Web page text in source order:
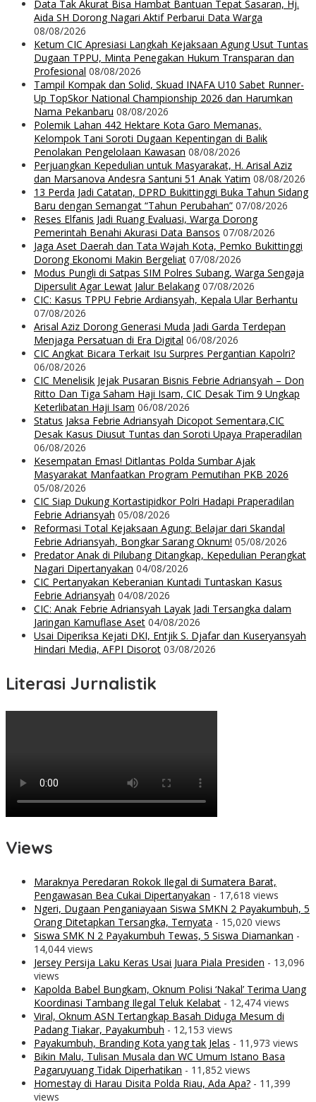
Data Tak Akurat Bisa Hambat Bantuan Tepat Sasaran, Hj.
Aida SH Dorong Nagari Aktif Perbarui Data Warga
08/08/2026
Ketum CIC Apresiasi Langkah Kejaksaan Agung Usut Tuntas
Dugaan TPPU, Minta Penegakan Hukum Transparan dan
Profesional 08/08/2026
Tampil Kompak dan Solid, Skuad INAFA U10 Sabet Runner-
Up TopSkor National Championship 2026 dan Harumkan
Nama Pekanbaru 08/08/2026
Polemik Lahan 442 Hektare Kota Garo Memanas,
Kelompok Tani Soroti Dugaan Kepentingan di Balik
Penolakan Pengelolaan Kawasan 08/08/2026
Perjuangkan Kepedulian untuk Masyarakat, H. Arisal Aziz
dan Marsanova Andesra Santuni 51 Anak Yatim 08/08/2026
13 Perda Jadi Catatan, DPRD Bukittinggi Buka Tahun Sidang
Baru dengan Semangat “Tahun Perubahan” 07/08/2026
Reses Elfanis Jadi Ruang Evaluasi, Warga Dorong
Pemerintah Benahi Akurasi Data Bansos 07/08/2026
Jaga Aset Daerah dan Tata Wajah Kota, Pemko Bukittinggi
Dorong Ekonomi Makin Bergeliat 07/08/2026
Modus Pungli di Satpas SIM Polres Subang, Warga Sengaja
Dipersulit Agar Lewat Jalur Belakang 07/08/2026
CIC: Kasus TPPU Febrie Ardiansyah, Kepala Ular Berhantu
07/08/2026
Arisal Aziz Dorong Generasi Muda Jadi Garda Terdepan
Menjaga Persatuan di Era Digital 06/08/2026
CIC Angkat Bicara Terkait Isu Surpres Pergantian Kapolri?
06/08/2026
CIC Menelisik Jejak Pusaran Bisnis Febrie Adriansyah – Don
Ritto Dan Tiga Saham Haji Isam, CIC Desak Tim 9 Ungkap
Keterlibatan Haji Isam 06/08/2026
Status Jaksa Febrie Adriansyah Dicopot Sementara,CIC
Desak Kasus Diusut Tuntas dan Soroti Upaya Praperadilan
06/08/2026
Kesempatan Emas! Ditlantas Polda Sumbar Ajak
Masyarakat Manfaatkan Program Pemutihan PKB 2026
05/08/2026
CIC Siap Dukung Kortastipidkor Polri Hadapi Praperadilan
Febrie Adriansyah 05/08/2026
Reformasi Total Kejaksaan Agung: Belajar dari Skandal
Febrie Adriansyah, Bongkar Sarang Oknum! 05/08/2026
Predator Anak di Pilubang Ditangkap, Kepedulian Perangkat
Nagari Dipertanyakan 04/08/2026
CIC Pertanyakan Keberanian Kuntadi Tuntaskan Kasus
Febrie Adriansyah 04/08/2026
CIC: Anak Febrie Adriansyah Layak Jadi Tersangka dalam
Jaringan Kamuflase Aset 04/08/2026
Usai Diperiksa Kejati DKI, Entjik S. Djafar dan Kuseryansyah
Hindari Media, AFPI Disorot 03/08/2026
Literasi Jurnalistik
Views
Maraknya Peredaran Rokok Ilegal di Sumatera Barat,
Pengawasan Bea Cukai Dipertanyakan - 17,618 views
Ngeri, Dugaan Penganiayaan Siswa SMKN 2 Payakumbuh, 5
Orang Ditetapkan Tersangka, Ternyata - 15,020 views
Siswa SMK N 2 Payakumbuh Tewas, 5 Siswa Diamankan -
14,044 views
Jersey Persija Laku Keras Usai Juara Piala Presiden - 13,096
views
Kapolda Babel Bungkam, Oknum Polisi ‘Nakal’ Terima Uang
Koordinasi Tambang Ilegal Teluk Kelabat - 12,474 views
Viral, Oknum ASN Tertangkap Basah Diduga Mesum di
Padang Tiakar, Payakumbuh - 12,153 views
Payakumbuh, Branding Kota yang tak Jelas - 11,973 views
Bikin Malu, Tulisan Musala dan WC Umum Istano Basa
Pagaruyuang Tidak Diperhatikan - 11,852 views
Homestay di Harau Disita Polda Riau, Ada Apa? - 11,399
views